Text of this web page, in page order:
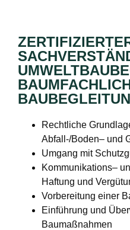
Rechtliche
Abfall-/Boden– und
Umgang mit
Kommunikations–
Haftung und
Vorbereitung einer
Einführung und
Baumaßnahmen